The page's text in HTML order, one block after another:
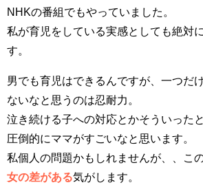
NHKの番組でもやっていました。
私が育児をしている実感としても絶対
す。
男でも育児はできるんですが、一つだ
ないなと思うのは忍耐力。
泣き続ける子への対応とかそういった
圧倒的にママがすごいなと思います。
私個人の問題かもしれませんが、、こ
女の差がある気がします。